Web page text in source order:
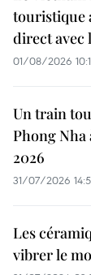
touristique
direct avec
01/08/2026
Un train
Phong
2026
31/07/2026
Les
vibrer le